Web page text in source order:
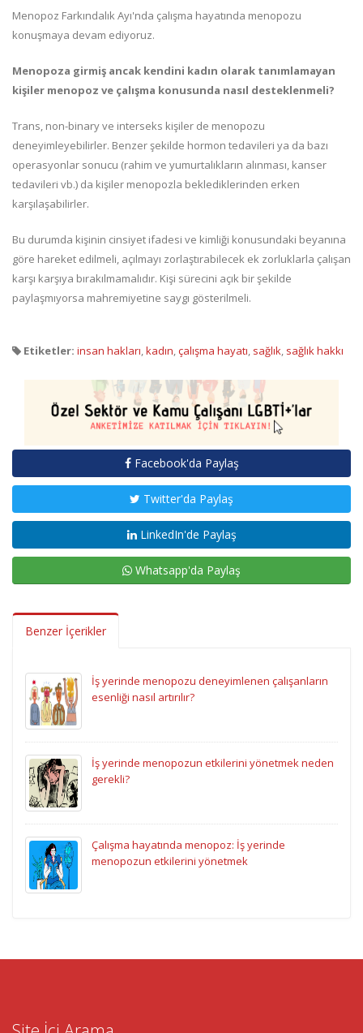
Menopoz Farkındalık Ayı'nda çalışma hayatında menopozu
konuşmaya devam ediyoruz.
Menopoza girmiş ancak kendini kadın olarak tanımlamayan
kişiler menopoz ve çalışma konusunda nasıl desteklenmeli?
Trans, non-binary ve interseks kişiler de menopozu
deneyimleyebilirler. Benzer şekilde hormon tedavileri ya da bazı
operasyonlar sonucu (rahim ve yumurtalıkların alınması, kanser
tedavileri vb.) da kişiler menopozla beklediklerinden erken
karşılaşabilirler.
Bu durumda kişinin cinsiyet ifadesi ve kimliği konusundaki beyanına
göre hareket edilmeli, açılmayı zorlaştırabilecek ek zorluklarla çalışan
karşı karşıya bırakılmamalıdır. Kişi sürecini açık bir şekilde
paylaşmıyorsa mahremiyetine saygı gösterilmeli.
Etiketler: insan hakları,kadın,çalışma hayatı, sağlık, sağlık hakkı
Facebook'da Paylaş
Twitter'da Paylaş
LinkedIn'de Paylaş
Whatsapp'da Paylaş
Benzer İçerikler
İş yerinde menopozu deneyimlenen çalışanların
esenliği nasıl artırılır?
İş yerinde menopozun etkilerini yönetmek neden
gerekli?
Çalışma hayatında menopoz: İş yerinde
menopozun etkilerini yönetmek